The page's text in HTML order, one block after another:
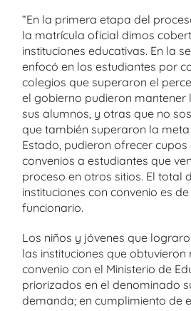
“En la primera etapa del
la matrícula oficial dimos
instituciones educativas. En la
enfocó en los estudiantes por
colegios que superaron el
el gobierno pudieron mantener
sus alumnos, y otras que no
que también superaron la
Estado, pudieron ofrecer
convenios a estudiantes que
proceso en otros sitios. El total
instituciones con convenio es de
funcionario.
Los niños y jóvenes que
las instituciones que obtuvieron
convenio con el Ministerio de
priorizados en el denominado
demanda; en cumplimiento de